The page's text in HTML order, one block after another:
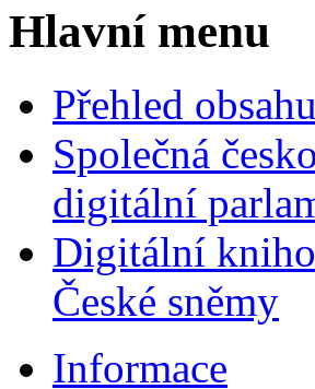
Hlavní menu
Přehled obsahu
Společná
digitální
Digitální
České sněmy
Informace